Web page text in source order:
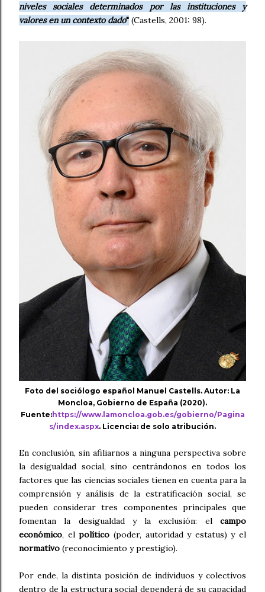
niveles sociales determinados por las instituciones y
valores en un contexto dado" (Castells, 2001: 98).
Foto del sociólogo español Manuel Castells. Autor: La
Moncloa, Gobierno de España (2020).
Fuente:https://www.lamoncloa.gob.es/gobierno/Pagina
s/index.aspx. Licencia: de solo atribución.
En conclusión, sin afiliarnos a ninguna perspectiva sobre
la desigualdad social, sino centrándonos en todos los
factores que las ciencias sociales tienen en cuenta para la
comprensión y análisis de la estratificación social, se
pueden considerar tres componentes principales que
fomentan la desigualdad y la exclusión: el campo
económico, elpolítico (poder, autoridad y estatus) y el
normativo (reconocimiento y prestigio).
Por ende, la distinta posición de individuos y colectivos
dentro de la estructura social dependerá de su capacidad